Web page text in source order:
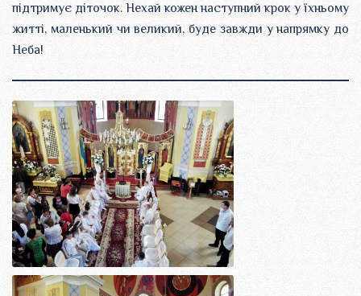
підтримує діточок. Нехай кожен наступний крок у їхньому
житті, маленький чи великий, буде завжди у напрямку до
Неба!